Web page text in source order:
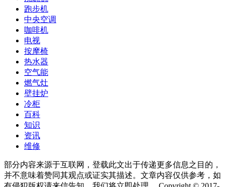
跑步机
中央空调
咖啡机
电视
按摩椅
热水器
空气能
燃气灶
壁挂炉
冷柜
百科
知识
资讯
维修
部分内容来源于互联网，登载此文出于传递更多信息之目的，
并不意味着赞同其观点或证实其描述。文章内容仅供参考，如